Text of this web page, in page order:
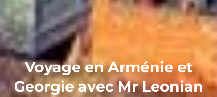
Voyage en Arménie et
Georgie avec Mr Leonian